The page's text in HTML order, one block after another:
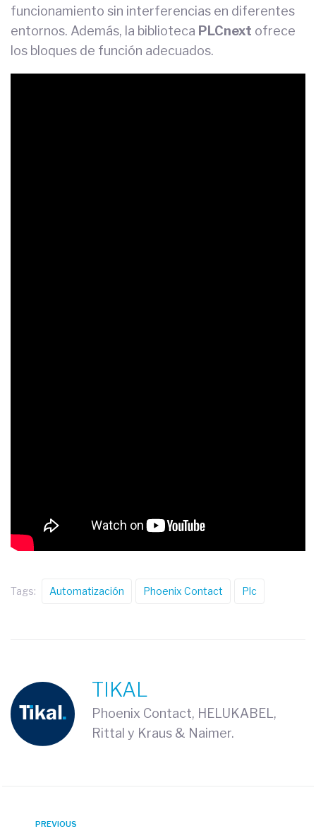
funcionamiento sin interferencias en diferentes
entornos. Además, la biblioteca PLCnext ofrece
los bloques de función adecuados.
Tags: Automatización Phoenix Contact Plc
TIKAL
Phoenix Contact, HELUKABEL,
Rittal y Kraus & Naimer.
PREVIOUS